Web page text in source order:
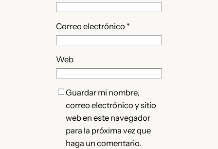
Correo electrónico *
Web
Guardar mi nombre,
correo electrónico y sitio
web en este navegador
para la próxima vez que
haga un comentario.